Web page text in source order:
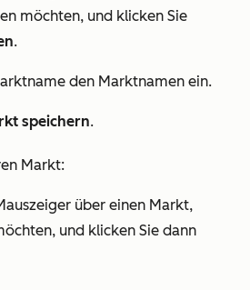
möchten, und klicken Sie
.
den Marktnamen ein.
speichern.
Markt:
über einen Markt,
und klicken Sie dann